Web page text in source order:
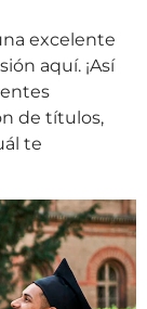
excelente
aquí. ¡Así
de títulos,
te